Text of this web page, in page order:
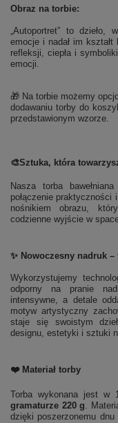
Obraz na torbie:
„Autoportret” to dzieło,
emocje i nadał im
refleksji, ciepła i
emocji.
🎁 Na torbie możemy
dodawaniu torby do
przedstawionym wzorze.
🎨Sztuka, która
Nasza torba
połączenie
nośnikiem obrazu,
codzienne wyjście w
✨ Nowoczesny nadruk
Wykorzystujemy
odporny na pranie
intensywne, a detale
motyw artystyczny
staje się swoistym
designu, estetyki i sztuki
❤️ Materiał torby
Torba wykonana jest w
gramaturze 220 g .
dzięki poszerzonemu